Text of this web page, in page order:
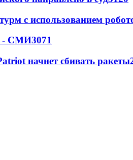
с использованием
- СМИ3071
начнет сбивать ракеты